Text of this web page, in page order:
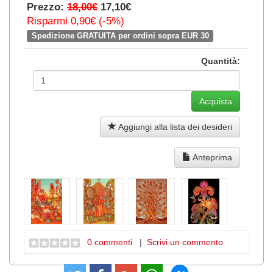
Prezzo: 18,00€ 17,10€
Risparmi 0,90€ (-5%)
Spedizione GRATUITA per ordini sopra EUR 30
Quantità:
Aggiungi alla lista dei desideri
Anteprima
0 commenti | Scrivi un commento